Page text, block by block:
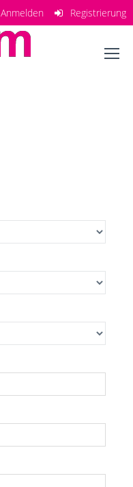
Anmelden Registrierung